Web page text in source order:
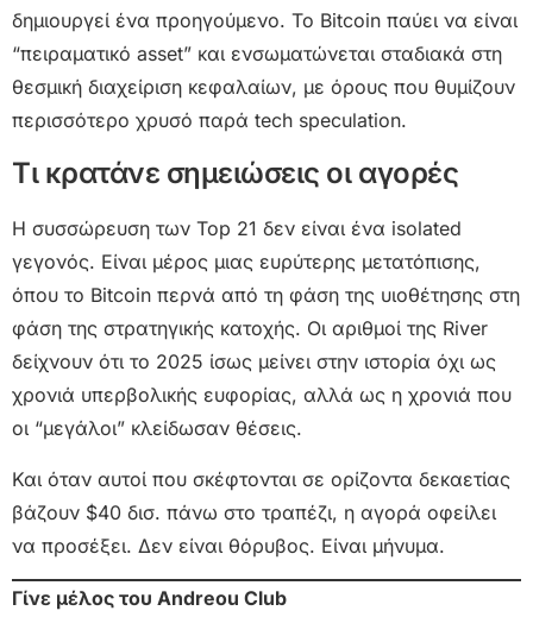
δημιουργεί ένα προηγούμενο. Το Bitcoin παύει να είναι
“πειραματικό asset” και ενσωματώνεται σταδιακά στη
θεσμική διαχείριση κεφαλαίων, με όρους που θυμίζουν
περισσότερο χρυσό παρά tech speculation.
Τι κρατάνε σημειώσεις οι αγορές
Η συσσώρευση των Top 21 δεν είναι ένα isolated
γεγονός. Είναι μέρος μιας ευρύτερης μετατόπισης,
όπου το Bitcoin περνά από τη φάση της υιοθέτησης στη
φάση της στρατηγικής κατοχής. Οι αριθμοί της River
δείχνουν ότι το 2025 ίσως μείνει στην ιστορία όχι ως
χρονιά υπερβολικής ευφορίας, αλλά ως η χρονιά που
οι “μεγάλοι” κλείδωσαν θέσεις.
Και όταν αυτοί που σκέφτονται σε ορίζοντα δεκαετίας
βάζουν $40 δισ. πάνω στο τραπέζι, η αγορά οφείλει
να προσέξει. Δεν είναι θόρυβος. Είναι μήνυμα.
Γίνε μέλος του Andreou Club